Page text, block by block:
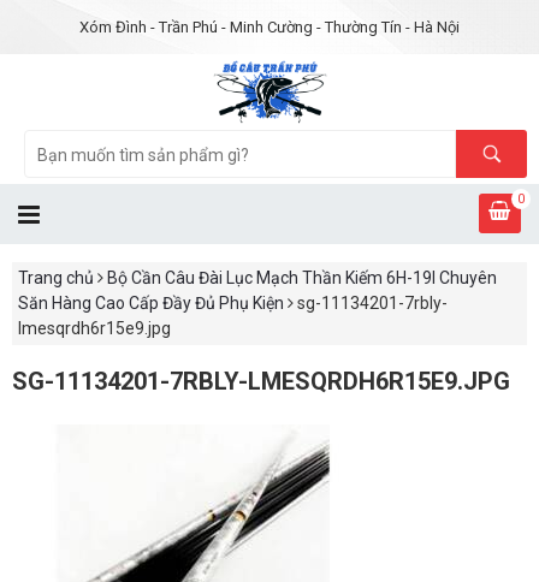
Xóm Đình - Trần Phú - Minh Cường - Thường Tín - Hà Nội
0
Trang chủ
Bộ Cần Câu Đài Lục Mạch Thần Kiếm 6H-19I Chuyên
Săn Hàng Cao Cấp Đầy Đủ Phụ Kiện
sg-11134201-7rbly-
lmesqrdh6r15e9.jpg
SG-11134201-7RBLY-LMESQRDH6R15E9.JPG